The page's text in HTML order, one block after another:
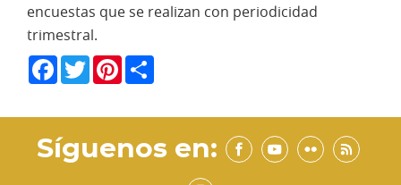
encuestas que se realizan con periodicidad
trimestral.
Facebook
TwitterPinterest
Síguenos en: